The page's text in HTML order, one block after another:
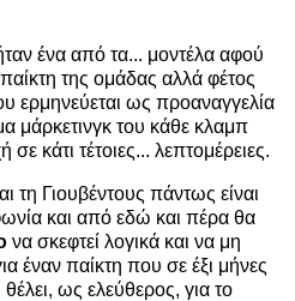
ένα από τα... μοντέλα αφού
της ομάδας αλλά φέτος
ερμηνεύεται ως προαναγγελία
μάρκετινγκ του κάθε κλαμπ
κάτι τέτοιες... λεπτομέρειες.
τη Γιουβέντους πάντως είναι
και από εδώ και πέρα θα
να σκεφτεί λογικά και να μη
έναν παίκτη που σε έξι μήνες
ως ελεύθερος, για το